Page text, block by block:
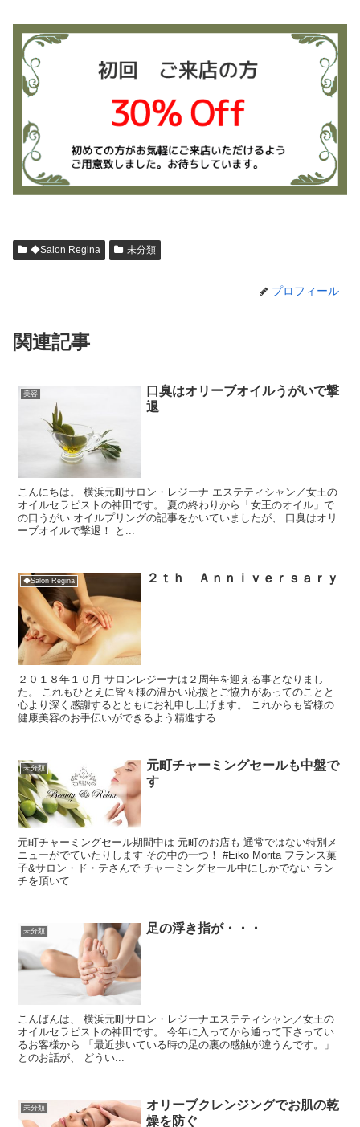
◆Salon Regina 未分類
プロフィール
関連記事
美容
口臭はオリーブオイルうがいで撃
退
こんにちは。 横浜元町サロン・レジーナ エステティシャン／女王の
オイルセラピストの神田です。 夏の終わりから「女王のオイル」で
の口うがい オイルプリングの記事をかいていましたが、 口臭はオリ
ーブオイルで撃退！ と...
◆Salon Regina ２ｔｈ Ａｎｎｉｖｅｒｓａｒｙ
２０１８年１０月 サロンレジーナは２周年を迎える事となりまし
た。 これもひとえに皆々様の温かい応援とご協力があってのことと
心より深く感謝するとともにお礼申し上げます。 これからも皆様の
健康美容のお手伝いができるよう精進する...
未分類
元町チャーミングセールも中盤で
す
元町チャーミングセール期間中は 元町のお店も 通常ではない特別メ
ニューがでていたりします その中の一つ！ #Eiko Morita フランス菓
子&サロン・ド・テさんで チャーミングセール中にしかでない ラン
チを頂いて...
未分類 足の浮き指が・・・
こんばんは、 横浜元町サロン・レジーナエステティシャン／女王の
オイルセラピストの神田です。 今年に入ってから通って下さってい
るお客様から 「最近歩いている時の足の裏の感触が違うんです。」
とのお話が、 どうい...
未分類
オリーブクレンジングでお肌の乾
燥を防ぐ